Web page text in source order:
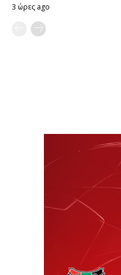
3 ώρες ago